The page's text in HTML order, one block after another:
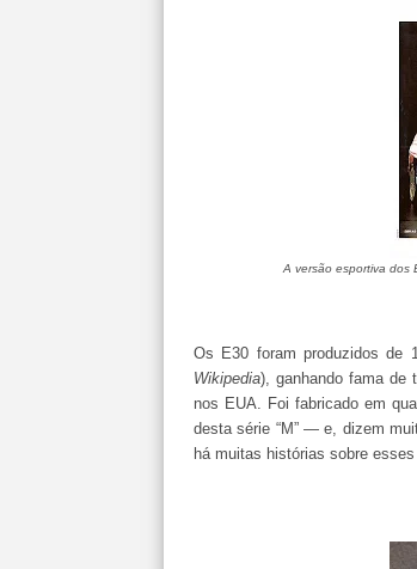
A versão esportiva dos
Os E30 foram produzidos de
Wikipedia), ganhando fama de
nos EUA. Foi fabricado em
desta série “M” — e, dizem
há muitas histórias sobre